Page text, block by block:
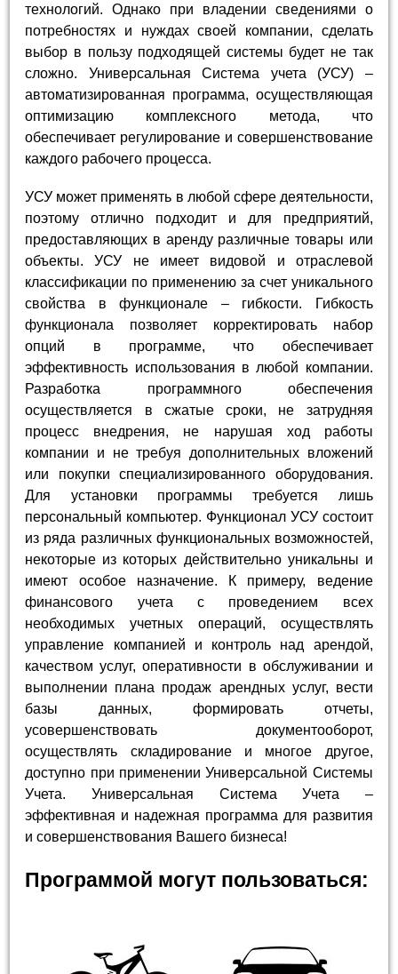
технологий. Однако при владении сведениями о
потребностях и нуждах своей компании, сделать
выбор в пользу подходящей системы будет не так
сложно. Универсальная Система учета (УСУ) –
автоматизированная программа, осуществляющая
оптимизацию комплексного метода, что
обеспечивает регулирование и совершенствование
каждого рабочего процесса.
УСУ может применять в любой сфере деятельности,
поэтому отлично подходит и для предприятий,
предоставляющих в аренду различные товары или
объекты. УСУ не имеет видовой и отраслевой
классификации по применению за счет уникального
свойства в функционале – гибкости. Гибкость
функционала позволяет корректировать набор
опций в программе, что обеспечивает
эффективность использования в любой компании.
Разработка программного обеспечения
осуществляется в сжатые сроки, не затрудняя
процесс внедрения, не нарушая ход работы
компании и не требуя дополнительных вложений
или покупки специализированного оборудования.
Для установки программы требуется лишь
персональный компьютер. Функционал УСУ состоит
из ряда различных функциональных возможностей,
некоторые из которых действительно уникальны и
имеют особое назначение. К примеру, ведение
финансового учета с проведением всех
необходимых учетных операций, осуществлять
управление компанией и контроль над арендой,
качеством услуг, оперативности в обслуживании и
выполнении плана продаж арендных услуг, вести
базы данных, формировать отчеты,
усовершенствовать документооборот,
осуществлять складирование и многое другое,
доступно при применении Универсальной Системы
Учета. Универсальная Система Учета –
эффективная и надежная программа для развития
и совершенствования Вашего бизнеса!
Программой могут пользоваться: